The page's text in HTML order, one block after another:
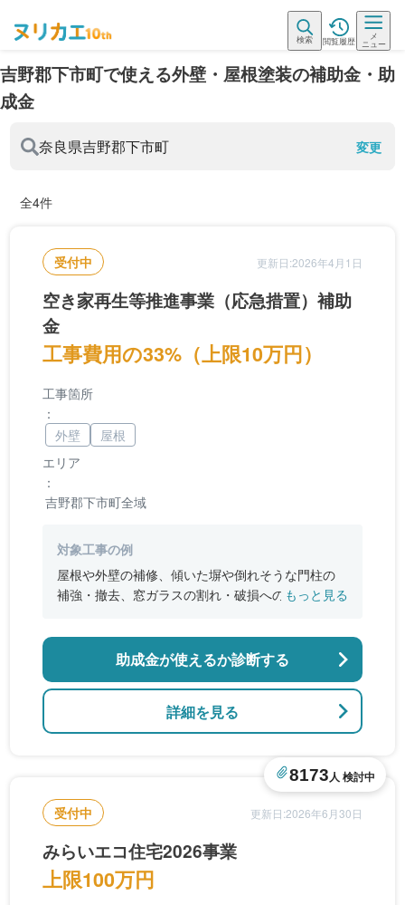
検索 閲覧履歴
メ
ニュー
吉野郡下市町で使える外壁・屋根塗装の補助金・助
成金
奈良県吉野郡下市町 変更
全4件
受付中 更新日:2026年4月1日
空き家再生等推進事業（応急措置）補助
金
工事費用の33%（上限10万円）
エリア
：
吉野郡下市町全域
工事箇所
：
外壁
屋根
対象工事の例
屋根や外壁の補修、傾いた塀や倒れそうな門柱の
補強・撤去、窓ガラスの割れ・破損への対応、建
もっと見る
詳細を見る
助成金が使えるか診断する
受付中 更新日:2026年6月30日
みらいエコ住宅2026事業
上限100万円
8173人 検討中